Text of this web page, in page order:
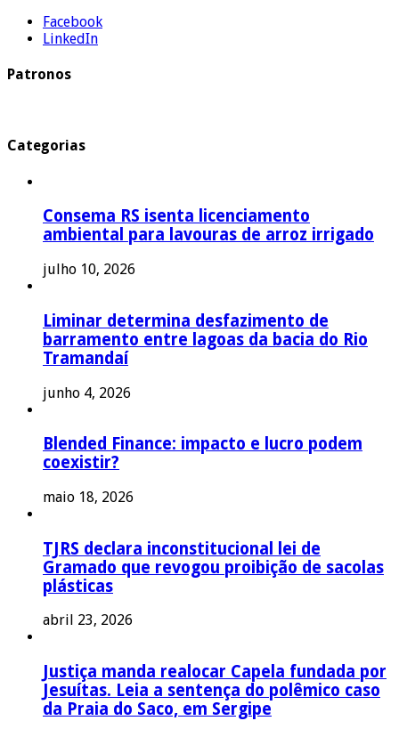
Facebook
LinkedIn
Patronos
Categorias
Consema RS isenta licenciamento
ambiental para lavouras de arroz irrigado
julho 10, 2026
Liminar determina desfazimento de
barramento entre lagoas da bacia do Rio
Tramandaí
junho 4, 2026
Blended Finance: impacto e lucro podem
coexistir?
maio 18, 2026
TJRS declara inconstitucional lei de
Gramado que revogou proibição de sacolas
plásticas
abril 23, 2026
Justiça manda realocar Capela fundada por
Jesuítas. Leia a sentença do polêmico caso
da Praia do Saco, em Sergipe